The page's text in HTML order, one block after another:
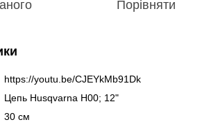
Порівняти
https://youtu.be/CJEYkMb91Dk
Цепь Husqvarna Н00; 12"
30 см